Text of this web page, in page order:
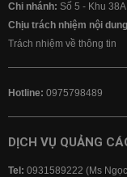
Chi nhánh: Số 5 - Khu
Chịu trách nhiệm nội
Trách nhiệm về thông tin
Hotline: 0975798489
DỊCH VỤ QUẢNG
Tel: 0931589222 (Ms